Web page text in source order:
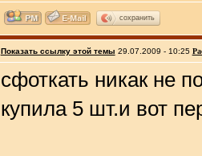
сохранить
Показать ссылку этой темы 29.07.2009 - 10:25
сфоткать никак не
купила 5 шт.и вот